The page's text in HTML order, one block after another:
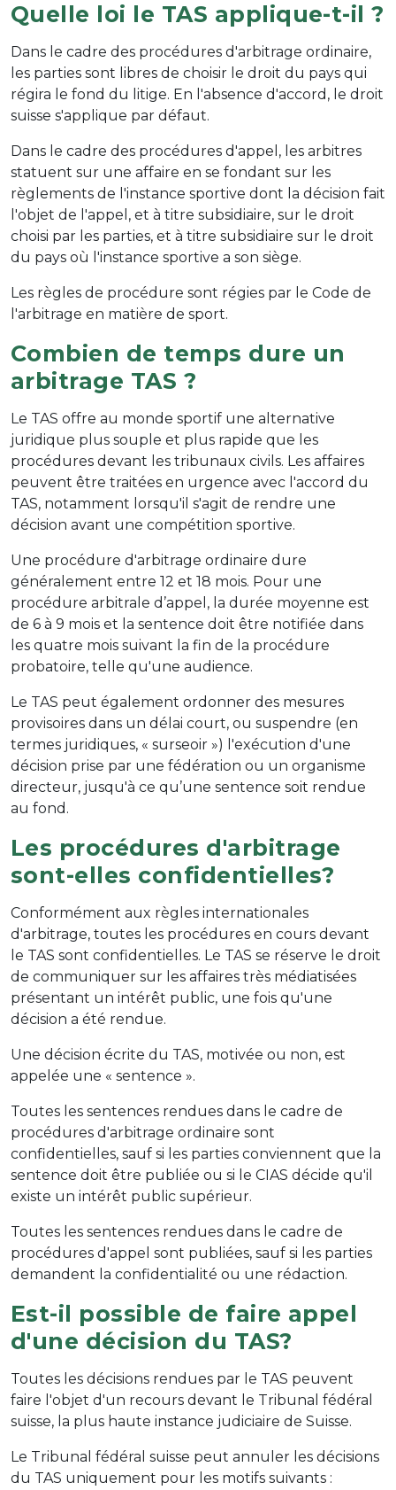
Quelle loi le TAS applique-t-il ?
Dans le cadre des procédures d'arbitrage ordinaire,
les parties sont libres de choisir le droit du pays qui
régira le fond du litige. En l'absence d'accord, le droit
suisse s'applique par défaut.
Dans le cadre des procédures d'appel, les arbitres
statuent sur une affaire en se fondant sur les
règlements de l'instance sportive dont la décision fait
l'objet de l'appel, et à titre subsidiaire, sur le droit
choisi par les parties, et à titre subsidiaire sur le droit
du pays où l'instance sportive a son siège.
Les règles de procédure sont régies par le Code de
l'arbitrage en matière de sport.
Combien de temps dure un
arbitrage TAS ?
Le TAS offre au monde sportif une alternative
juridique plus souple et plus rapide que les
procédures devant les tribunaux civils. Les affaires
peuvent être traitées en urgence avec l'accord du
TAS, notamment lorsqu'il s'agit de rendre une
décision avant une compétition sportive.
Une procédure d'arbitrage ordinaire dure
généralement entre 12 et 18 mois. Pour une
procédure arbitrale d’appel, la durée moyenne est
de 6 à 9 mois et la sentence doit être notifiée dans
les quatre mois suivant la fin de la procédure
probatoire, telle qu'une audience.
Le TAS peut également ordonner des mesures
provisoires dans un délai court, ou suspendre (en
termes juridiques, « surseoir ») l'exécution d'une
décision prise par une fédération ou un organisme
directeur, jusqu'à ce qu’une sentence soit rendue
au fond.
Les procédures d'arbitrage
sont-elles confidentielles?
Conformément aux règles internationales
d'arbitrage, toutes les procédures en cours devant
le TAS sont confidentielles. Le TAS se réserve le droit
de communiquer sur les affaires très médiatisées
présentant un intérêt public, une fois qu'une
décision a été rendue.
Une décision écrite du TAS, motivée ou non, est
appelée une « sentence ».
Toutes les sentences rendues dans le cadre de
procédures d'arbitrage ordinaire sont
confidentielles, sauf si les parties conviennent que la
sentence doit être publiée ou si le CIAS décide qu'il
existe un intérêt public supérieur.
Toutes les sentences rendues dans le cadre de
procédures d'appel sont publiées, sauf si les parties
demandent la confidentialité ou une rédaction.
Est-il possible de faire appel
d'une décision du TAS?
Toutes les décisions rendues par le TAS peuvent
faire l'objet d'un recours devant le Tribunal fédéral
suisse, la plus haute instance judiciaire de Suisse.
Le Tribunal fédéral suisse peut annuler les décisions
du TAS uniquement pour les motifs suivants :